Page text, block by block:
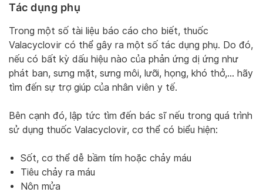
Tác dụng phụ
Trong một số tài liệu báo cáo cho biết, thuốc
Valacyclovir có thể gây ra một số tác dụng phụ. Do đó,
nếu có bất kỳ dấu hiệu nào của phản ứng dị ứng như
phát ban, sưng mặt, sưng môi, lưỡi, họng, khó thở,… hãy
tìm đến sự trợ giúp của nhân viên y tế.
Bên cạnh đó, lập tức tìm đến bác sĩ nếu trong quá trình
sử dụng thuốc Valacyclovir, cơ thể có biểu hiện:
Sốt, cơ thể dễ bầm tím hoặc chảy máu
Tiêu chảy ra máu
Nôn mửa